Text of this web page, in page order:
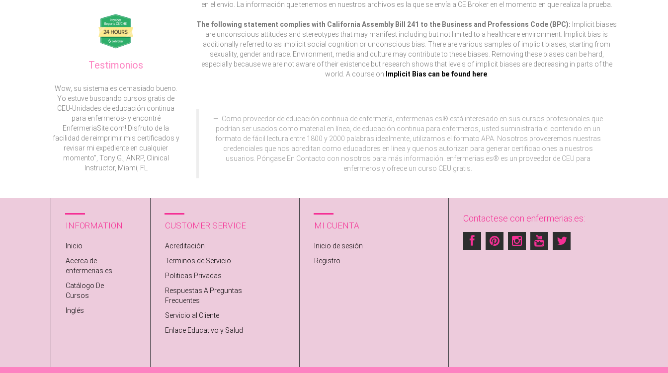
Testimonios
Wow, su sistema es demasiado bueno.
Yo estuve buscando cursos gratis de
CEU-Unidades de educación continua
para enfermeros- y encontré
EnfermeriaSite.com! Disfruto de la
facilidad de reimprimir mis certificados y
revisar mi expediente en cualquier
momento”, Tony G., ANRP, Clinical
Instructor, Miami, FL
en el envío. La información que tenemos en nuestros archivos es la que se envía a CE Broker en el momento en que realiza la prueba.
The following statement complies with California Assembly Bill 241 to the Business and Professions Code (BPC): Implicit biases
are unconscious attitudes and stereotypes that may manifest including but not limited to a healthcare environment. Implicit bias is
additionally referred to as implicit social cognition or unconscious bias. There are various samples of implicit biases, starting from
sexuality, gender and race. Environment, media and culture may contribute to these biases. Removing these biases can be hard,
especially because we are not aware of their existence but research shows that levels of implicit biases are decreasing in parts of the
world. A course on Implicit Bias can be found here.
Como proveedor de educación continua de enfermería, enfermerias.es® está interesado en sus cursos profesionales que
podrían ser usados como material en línea, de educación continua para enfermeros, usted suministraría el contenido en un
formato de fácil lectura entre 1800 y 2000 palabras idealmente, utilizamos el formato APA. Nosotros proveeremos nuestras
credenciales que nos acreditan como educadores en línea y que nos autorizan para generar certificaciones a nuestros
usuarios. Póngase En Contacto con nosotros para más información. enfermerias.es® es un proveedor de CEU para
enfermeros y ofrece un curso CEU gratis.
INFORMATION
Inicio
Acerca de
enfermerias.es
Catálogo De
Cursos
Inglés
CUSTOMER SERVICE
Acreditación
Terminos de Servicio
Politicas Privadas
Respuestas A Preguntas
Frecuentes
Servicio al Cliente
Enlace Educativo y Salud
MI CUENTA
Inicio de sesión
Registro
Contactese con enfermerias.es: